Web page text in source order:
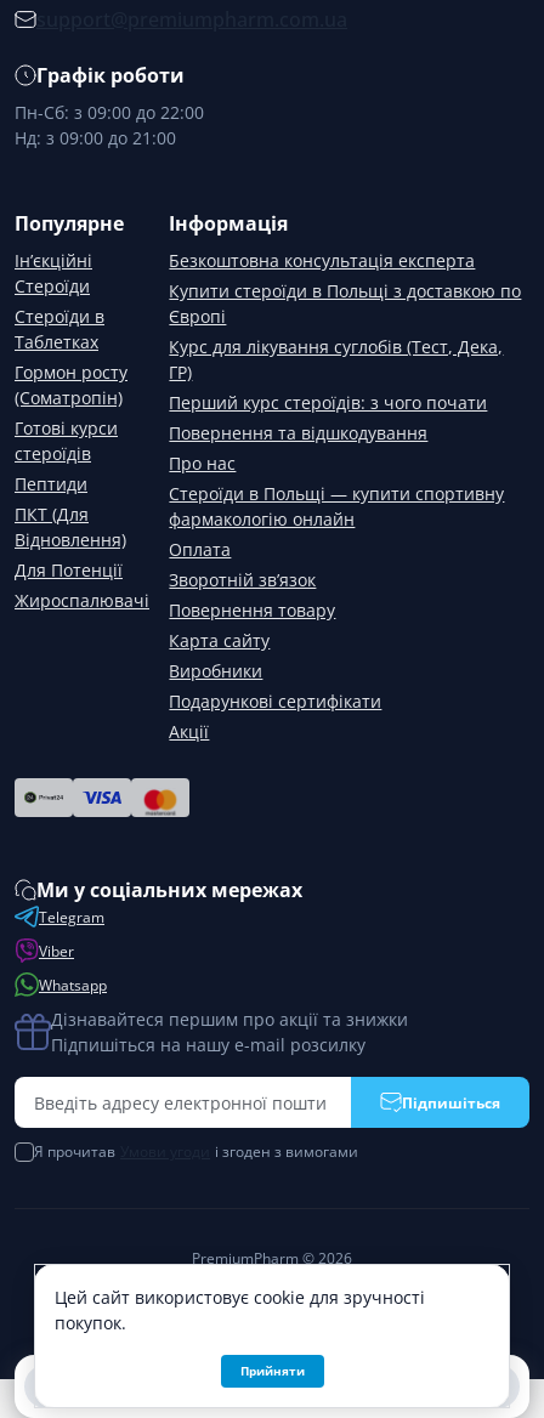
0
Графік роботи
Пн-Сб: з 09:00 до 22:00
Нд: з 09:00 до 21:00
Популярне
Ін’єкційні
Стероїди
Стероїди в
Таблетках
Гормон росту
(Соматропін)
Готові курси
стероїдів
Пептиди
ПКТ (Для
Відновлення)
Для Потенції
Жироспалювачі
Інформація
Безкоштовна консультація експерта
Купити стероїди в Польщі з доставкою по
Європі
Курс для лікування суглобів (Тест, Дека,
ГР)
Перший курс стероїдів: з чого почати
Повернення та відшкодування
Про нас
Стероїди в Польщі — купити спортивну
фармакологію онлайн
Оплата
Зворотній зв’язок
Повернення товару
Карта сайту
Виробники
Подарункові сертифікати
Акції
Ми у соціальних мережах
Telegram
Viber
Whatsapp
Дізнавайтеся першим про акції та знижки
Підпишіться на нашу e-mail розсилку
Підпишіться
Я прочитав і згоден з вимогами
PremiumPharm © 2026
Цей сайт використовує cookie для зручності
покупок.
Прийняти